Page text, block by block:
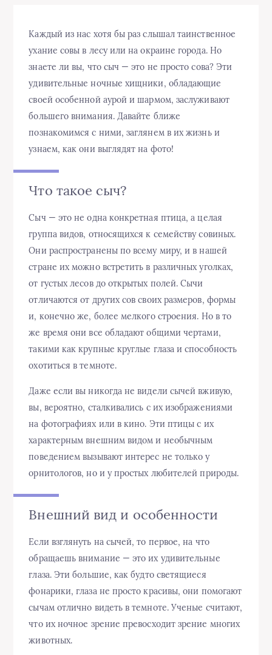
Каждый из нас хотя бы раз слышал таинственное
ухание совы в лесу или на окраине города. Но
знаете ли вы, что сыч — это не просто сова? Эти
удивительные ночные хищники, обладающие
своей особенной аурой и шармом, заслуживают
большего внимания. Давайте ближе
познакомимся с ними, заглянем в их жизнь и
узнаем, как они выглядят на фото!
Что такое сыч?
Сыч — это не одна конкретная птица, а целая
группа видов, относящихся к семейству совиных.
Они распространены по всему миру, и в нашей
стране их можно встретить в различных уголках,
от густых лесов до открытых полей. Сычи
отличаются от других сов своих размеров, формы
и, конечно же, более мелкого строения. Но в то
же время они все обладают общими чертами,
такими как крупные круглые глаза и способность
охотиться в темноте.
Даже если вы никогда не видели сычей вживую,
вы, вероятно, сталкивались с их изображениями
на фотографиях или в кино. Эти птицы с их
характерным внешним видом и необычным
поведением вызывают интерес не только у
орнитологов, но и у простых любителей природы.
Внешний вид и особенности
Если взглянуть на сычей, то первое, на что
обращаешь внимание — это их удивительные
глаза. Эти большие, как будто светящиеся
фонарики, глаза не просто красивы, они помогают
сычам отлично видеть в темноте. Ученые считают,
что их ночное зрение превосходит зрение многих
животных.